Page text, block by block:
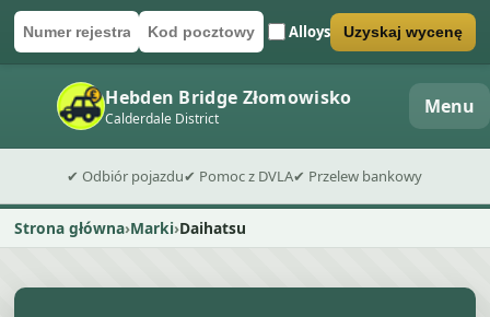
Numer rejestracyjny
Kod pocztowyAlloys
Wyślij formularz wyceny Uzyskaj wycenę
Hebden Bridge Złomowisko
Calderdale District Menu
✔ Odbiór pojazdu✔ Pomoc z DVLA✔ Przelew bankowy
Strona główna Marki Daihatsu